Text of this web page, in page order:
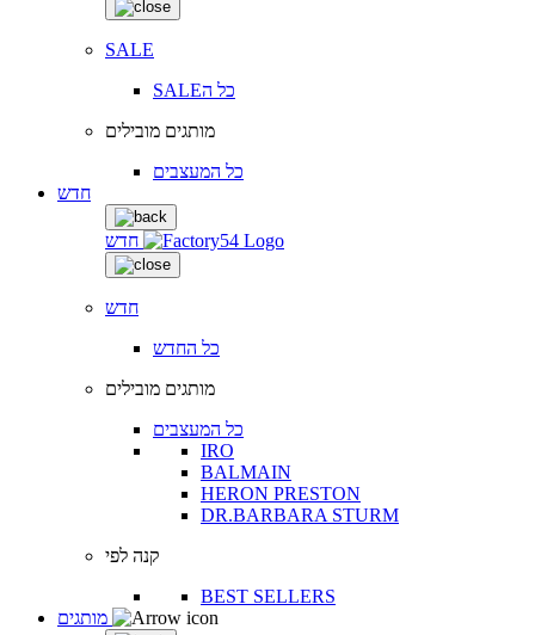
SALE
SALEכל ה
מותגים מובילים
כל המעצבים
חדש
חדש
חדש
כל החדש
מותגים מובילים
כל המעצבים
IRO
BALMAIN
HERON PRESTON
DR.BARBARA STURM
קנה לפי
BEST SELLERS